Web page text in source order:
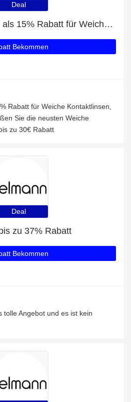
Deal
Genießen Sie mehr als 15% Rabatt für Weiche Kontaktlinsen
Bekommen
Rabatt für Weiche Kontaktlinsen,
Sie die neusten Weiche
zu 30€ Rabatt
Deal
zu 37% Rabatt
Bekommen
tolle Angebot und es ist kein